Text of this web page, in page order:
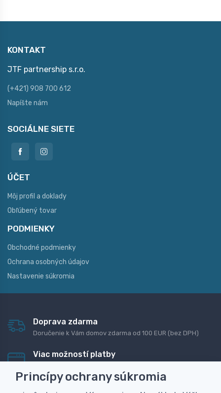
KONTAKT
JTF partnership s.r.o.
(+421) 908 700 612
Napíšte nám
SOCIÁLNE SIETE
ÚČET
Môj profil a doklady
Obľúbený tovar
PODMIENKY
Obchodné podmienky
Ochrana osobných údajov
Nastavenie súkromia
Doprava zdarma
Doručenie k Vám domov zdarma od 100 EUR (bez DPH)
Viac možností platby
dobierku
Princípy ochrany súkromia